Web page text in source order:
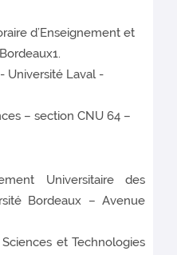
d’Enseignement et
Université Laval -
– section CNU 64 –
Universitaire des
Bordeaux – Avenue
et Technologies